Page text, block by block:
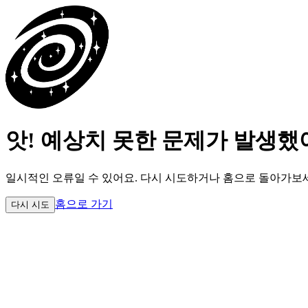
앗! 예상치 못한 문제가 발생했
일시적인 오류일 수 있어요. 다시 시도하거나 홈으로 돌아가보
다시 시도 홈으로 가기